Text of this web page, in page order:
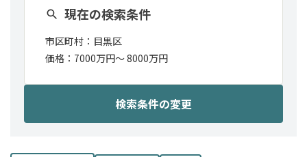
現在の検索条件
市区町村： 目黒区
価格： 7000万円〜8000万円
検索条件の変更